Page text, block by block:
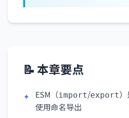
📝 本章要点
✦ ESM（import/export
使用命名导出